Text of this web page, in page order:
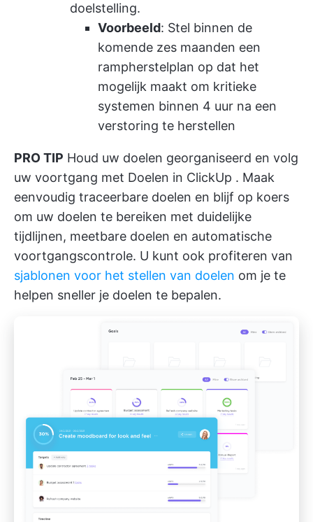
doelstelling.
Voorbeeld: Stel binnen de
komende zes maanden een
rampherstelplan op dat het
mogelijk maakt om kritieke
systemen binnen 4 uur na een
verstoring te herstellen
PRO TIP Houd uw doelen georganiseerd en volg
uw voortgang met Doelen in ClickUp . Maak
eenvoudig traceerbare doelen en blijf op koers
om uw doelen te bereiken met duidelijke
tijdlijnen, meetbare doelen en automatische
voortgangscontrole. U kunt ook profiteren van
sjablonen voor het stellen van doelen om je te
helpen sneller je doelen te bepalen.